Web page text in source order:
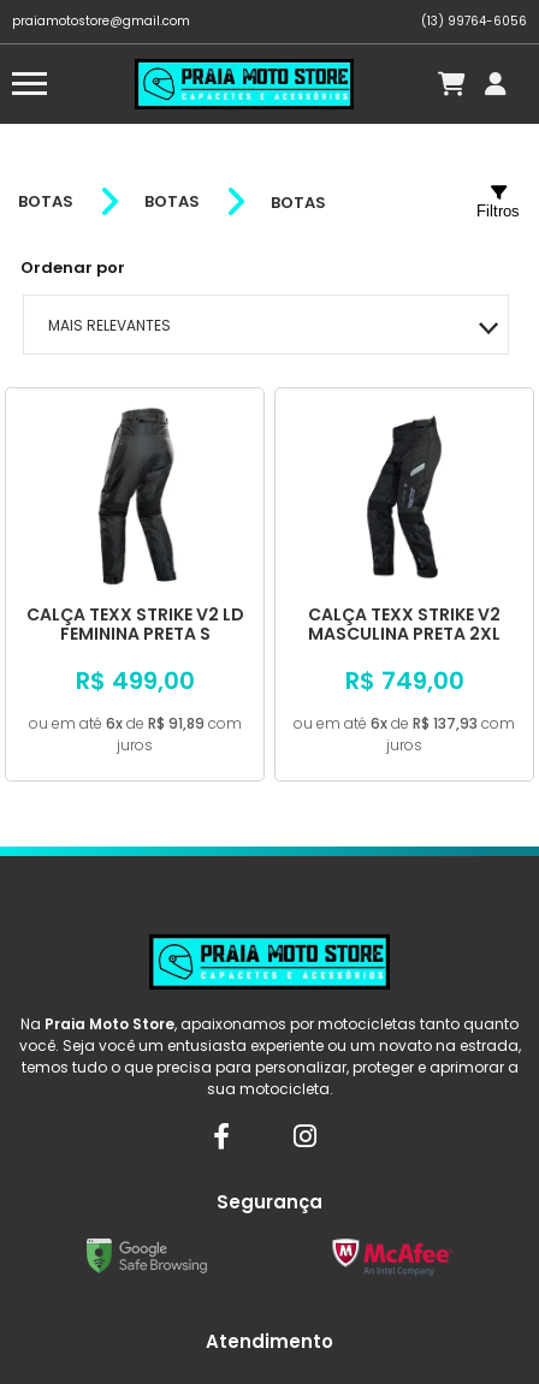
praiamotostore@gmail.com (13) 99764-6056
BOTAS BOTAS BOTAS
Ordenar por
MAIS RELEVANTES
MAIS VENDIDOS
MENOR PREÇO
MAIOR PREÇO
Filtros
CALÇA TEXX STRIKE V2 LD
FEMININA PRETA S
R$ 499,00
ou em até 6xde R$ 91,89 com
juros
CALÇA TEXX STRIKE V2
MASCULINA PRETA 2XL
R$ 749,00
ou em até 6xde R$ 137,93 com
juros
Na Praia Moto Store, apaixonamos por motocicletas tanto quanto
você. Seja você um entusiasta experiente ou um novato na estrada,
temos tudo o que precisa para personalizar, proteger e aprimorar a
sua motocicleta.
Segurança
Atendimento